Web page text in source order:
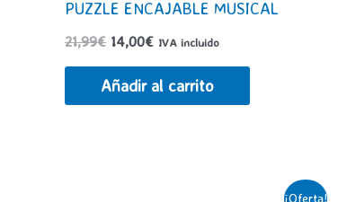
PUZZLE ENCAJABLE MUSICAL
21,99€ El
original
era:
14,00€El
actual
es:
IVA incluido
Añadir al carrito
¡Oferta!